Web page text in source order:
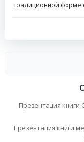
традиционной форме
Презентация книги
Презентация книги